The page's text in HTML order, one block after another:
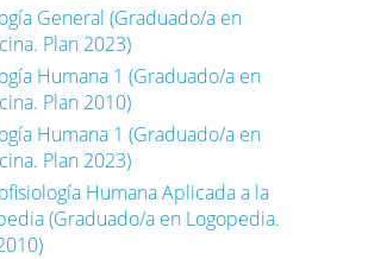
General (Graduado/a en
Plan 2023)
Humana 1 (Graduado/a en
Plan 2010)
Humana 1 (Graduado/a en
Plan 2023)
Humana Aplicada a la
(Graduado/a en Logopedia.